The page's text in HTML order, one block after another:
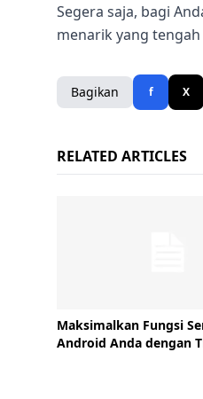
Segera saja, bagi
menarik yang
Bagikan f X
RELATED ARTICLES
Maksimalkan Fungsi
Android Anda dengan